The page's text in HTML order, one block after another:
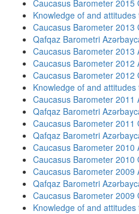
Caucasus Barometer 2015
Knowledge of and
Caucasus Barometer 2013
Qafqaz Barometri
Caucasus Barometer 2013
Caucasus Barometer 2012
Caucasus Barometer 2012
Knowledge of and
Caucasus Barometer 2011
Qafqaz Barometri
Caucasus Barometer 2011
Qafqaz Barometri
Caucasus Barometer 2010
Caucasus Barometer 2010
Caucasus Barometer 2009
Qafqaz Barometri
Caucasus Barometer 2009
Knowledge of and